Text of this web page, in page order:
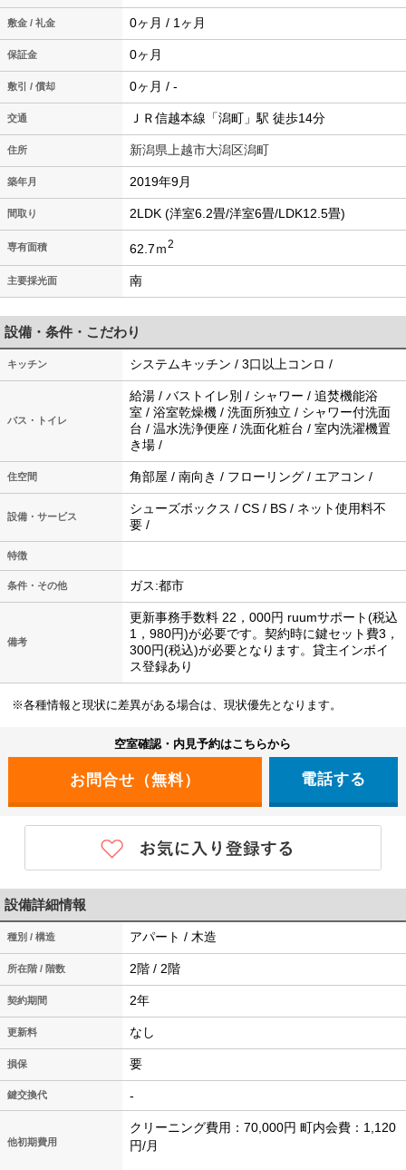
敷金 / 礼金 0ヶ月 / 1ヶ月
保証金 0ヶ月
敷引 / 償却 0ヶ月 / -
交通 ＪＲ信越本線「潟町」駅 徒歩14分
住所 新潟県上越市大潟区潟町
築年月 2019年9月
間取り 2LDK (洋室6.2畳/洋室6畳/LDK12.5畳)
専有面積 62.7ｍ2
主要採光面 南
設備・条件・こだわり
キッチン システムキッチン / 3口以上コンロ /
バス・トイレ
給湯 / バストイレ別 / シャワー / 追焚機能浴
室 / 浴室乾燥機 / 洗面所独立 / シャワー付洗面
台 / 温水洗浄便座 / 洗面化粧台 / 室内洗濯機置
き場 /
住空間 角部屋 / 南向き / フローリング / エアコン /
設備・サービス
シューズボックス / CS / BS / ネット使用料不
要 /
特徴
条件・その他 ガス:都市
備考
更新事務手数料 22，000円 ruumサポート(税込
1，980円)が必要です。契約時に鍵セット費3，
300円(税込)が必要となります。貸主インボイ
ス登録あり
※各種情報と現状に差異がある場合は、現状優先となります。
空室確認・内見予約はこちらから
電話する
設備詳細情報
種別 / 構造 アパート / 木造
所在階 / 階数 2階 / 2階
契約期間 2年
更新料 なし
損保 要
鍵交換代 -
他初期費用
クリーニング費用：70,000円 町内会費：1,120
円/月